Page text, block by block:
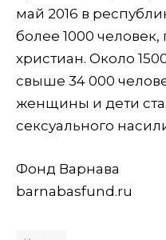
май 2016 в
более 1000
христиан. Около
свыше 34 000
женщины и дети
сексуального
Фонд Варнава
barnabasfund.ru